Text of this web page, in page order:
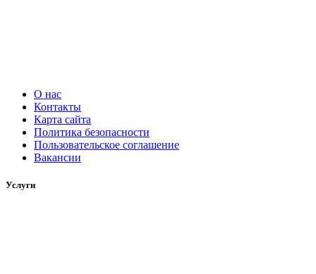
О нас
Контакты
Карта сайта
Политика безопасности
Пользовательское соглашение
Вакансии
Услуги